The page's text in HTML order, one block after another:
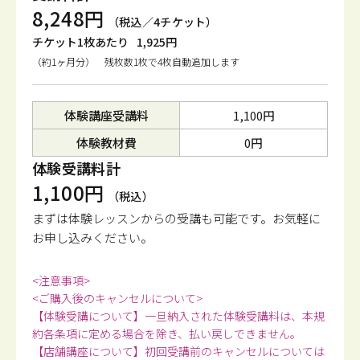
8,248円
（税込／4チケット）
チケット1枚あたり
1,925円
（約1ヶ月分） 残枚数1枚で4枚自動追加します
体験講座受講料
1,100円
体験教材費
0円
体験受講料計
1,100円 （税込）
まずは体験レッスンからの受講も可能です。 お気軽に
お申し込みください。
<注意事項>
<ご購入後のキャンセルについて>
【体験受講について】一旦納入された体験受講料は、本規
約各条項に定める場合を除き、払い戻しできません。
【店舗講座について】初回受講前のキャンセルについては